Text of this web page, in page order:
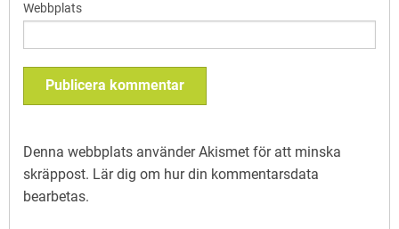
Webbplats
Denna webbplats använder Akismet för att minska
skräppost. Lär dig om hur din kommentarsdata
bearbetas.